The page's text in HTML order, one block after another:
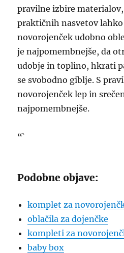
pravilne izbire
praktičnih nasvetov
novorojenček udobno
je najpomembnejše, da
udobje in toplino, hkrati
se svobodno giblje. S
novorojenček lep in
najpomembnejše.
“`
Podobne objave:
komplet za
oblačila za dojenčke
kompleti za
baby box